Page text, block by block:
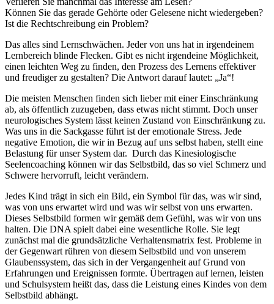
Können Sie das gerade Gehörte oder Gelesene nicht wiedergeben?
Ist die Rechtschreibung ein Problem?
Das alles sind Lernschwächen. Jeder von uns hat in irgendeinem
Lernbereich blinde Flecken. Gibt es nicht irgendeine Möglichkeit,
einen leichten Weg zu finden, den Prozess des Lernens effektiver
und freudiger zu gestalten? Die Antwort darauf lautet: „Ja“!
Die meisten Menschen finden sich lieber mit einer Einschränkung
ab, als öffentlich zuzugeben, dass etwas nicht stimmt. Doch unser
neurologisches System lässt keinen Zustand von Einschränkung zu.
Was uns in die Sackgasse führt ist der emotionale Stress. Jede
negative Emotion, die wir in Bezug auf uns selbst haben, stellt eine
Belastung für unser System dar. Durch das Kinesiologische
Seelencoaching können wir das Selbstbild, das so viel Schmerz und
Schwere hervorruft, leicht verändern.
Jedes Kind trägt in sich ein Bild, ein Symbol für das, was wir sind,
was von uns erwartet wird und was wir selbst von uns erwarten.
Dieses Selbstbild formen wir gemäß dem Gefühl, was wir von uns
halten. Die DNA spielt dabei eine wesentliche Rolle. Sie legt
zunächst mal die grundsätzliche Verhaltensmatrix fest. Probleme in
der Gegenwart rühren von diesem Selbstbild und von unserem
Glaubenssystem, das sich in der Vergangenheit auf Grund von
Erfahrungen und Ereignissen formte. Übertragen auf lernen, leisten
und Schulsystem heißt das, dass die Leistung eines Kindes von dem
Selbstbild abhängt.